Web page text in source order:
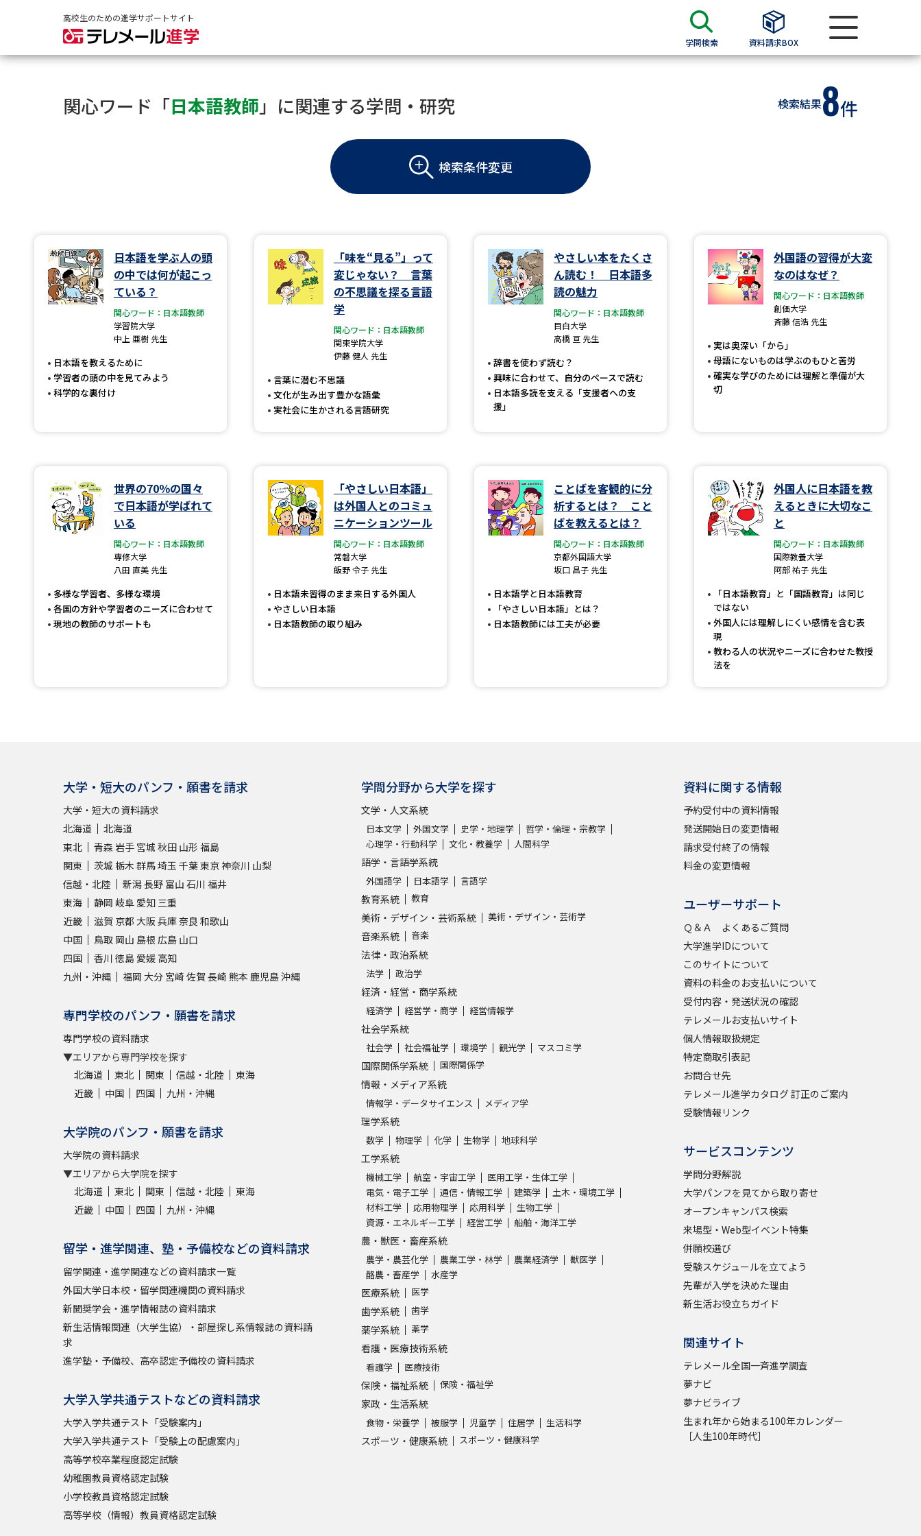
高校生のための進学サポートサイト
学問検索 資料請求BOX
大学・短大の資料種類から請求
大学パンフ
学部・学科パンフ
総合型選抜・学校推薦型選抜 募集要項＆願書
大学・短大以外の資料から請求
専門学校の資料請求 大学院の資料請求
留学・進学関連、塾・予備校
大学入学共通テスト「受験案内」の請求
大学入学共通テスト「受験上の配慮案内」の請求
幼稚園教員資格認定試験
小学校教員資格認定試験
高等学校（情報）教員資格認定試験
大学で学べる内容や特徴を調べる
新増設大学・学部・学科特集
国際・グローバルに強い大学特集
奨学金・特待生制度特集
新学年スタート号特集ページ（高2生用）
SELFBRAND特集ページ
資料検索
志望校・出願校を調べる
併願校選び
先輩が入学を決めた理由
テレメール全国一斉進学調査
学問検索
大学で学びたい学問発見
学問のミニ講義「夢ナビ講義」 学問の教科書 夢ナビライブ
ユーザーサポート
Ｑ＆Ａ よくあるご質問
このサイトについて
資料の料金の お支払いについて 受付内容・発送状況の確認 テレメール
個人情報取扱規定
特定商取引表記 お問合せ先 テレメール進学カタログ訂正のご案内
受験情報リンク
関心ワード「日本語教師」に関連する学問・研究 検索結果8件
検索条件変更
日本語を学ぶ人の頭
の中では何が起こっ
ている？
関心ワード：日本語教師
学習院大学
中上 亜樹 先生
日本語を教えるために
学習者の頭の中を見てみよう
科学的な裏付け
「味を“見る”」って
変じゃない？ 言葉
の不思議を探る言語
学
関心ワード：日本語教師
関東学院大学
伊藤 健人 先生
言葉に潜む不思議
文化が生み出す豊かな語彙
実社会に生かされる言語研究
やさしい本をたくさ
ん読む！ 日本語多
読の魅力
関心ワード：日本語教師
目白大学
高橋 亘 先生
辞書を使わず読む？
興味に合わせて、自分のペースで読む
日本語多読を支える「支援者への支
援」
外国語の習得が大変
なのはなぜ？
関心ワード：日本語教師
創価大学
斉藤 信浩 先生
実は奥深い「から」
母語にないものは学ぶのもひと苦労
確実な学びのためには理解と準備が大
切
世界の70％の国々
で日本語が学ばれて
いる
関心ワード：日本語教師
専修大学
八田 直美 先生
多様な学習者、多様な環境
各国の方針や学習者のニーズに合わせて
現地の教師のサポートも
「やさしい日本語」
は外国人とのコミュ
ニケーションツール
関心ワード：日本語教師
常磐大学
飯野 令子 先生
日本語未習得のまま来日する外国人
やさしい日本語
日本語教師の取り組み
ことばを客観的に分
析するとは？ こと
ばを教えるとは？
関心ワード：日本語教師
京都外国語大学
坂口 昌子 先生
日本語学と日本語教育
「やさしい日本語」とは？
日本語教師には工夫が必要
外国人に日本語を教
えるときに大切なこ
と
関心ワード：日本語教師
国際教養大学
阿部 祐子 先生
「日本語教育」と「国語教育」は同じ
ではない
外国人には理解しにくい感情を含む表
現
教わる人の状況やニーズに合わせた教授
法を
大学・短大のパンフ・願書を請求
大学・短大の資料請求
北海道
北海道
東北
青森 岩手 宮城 秋田 山形 福島
関東
茨城 栃木 群馬埼玉 千葉東京神奈川 山梨
信越・北陸
新潟長野 富山 石川 福井
東海
静岡 岐阜 愛知 三重
近畿
滋賀 京都 大阪兵庫奈良 和歌山
中国
鳥取 岡山 島根 広島 山口
四国
香川 徳島 愛媛 高知
九州・沖縄
福岡 大分 宮崎 佐賀 長崎 熊本 鹿児島沖縄
専門学校のパンフ・願書を請求
専門学校の資料請求
▼エリアから専門学校を探す
北海道
東北 関東 信越・北陸
東海
近畿
中国 四国 九州・沖縄
大学院のパンフ・願書を請求
大学院の資料請求
▼エリアから大学院を探す
北海道
東北 関東 信越・北陸
東海
近畿
中国 四国 九州・沖縄
留学・進学関連、塾・予備校などの資料請求
留学関連・進学関連などの資料請求一覧
外国大学日本校・留学関連機関の資料請求
新聞奨学会・進学情報誌の資料請求
新生活情報関連（大学生協）・部屋探し系情報誌の資料請
求
進学塾・予備校、高卒認定予備校の資料請求
大学入学共通テストなどの資料請求
大学入学共通テスト「受験案内」
大学入学共通テスト「受験上の配慮案内」
高等学校卒業程度認定試験
幼稚園教員資格認定試験
小学校教員資格認定試験
高等学校（情報）教員資格認定試験
学問分野から大学を探す
文学・人文系統
日本文学 外国文学 史学・地理学
哲学・倫理・宗教学
心理学・行動科学
文化・教養学 人間科学
語学・言語学系統
外国語学 日本語学 言語学
教育系統 教育
美術・デザイン・芸術系統 美術・デザイン・芸術学
音楽系統 音楽
法律・政治系統
法学 政治学
経済・経営・商学系統
経済学 経営学・商学 経営情報学
社会学系統
社会学 社会福祉学 環境学 観光学 マスコミ学
国際関係学系統 国際関係学
情報・メディア系統
情報学・データサイエンス メディア学
理学系統
数学 物理学 化学 生物学 地球科学
工学系統
機械工学 航空・宇宙工学
医用工学・生体工学
電気・電子工学
通信・情報工学 建築学
土木・環境工学
材料工学
応用物理学 応用科学
生物工学
資源・エネルギー工学
経営工学 船舶・海洋工学
農・獣医・畜産系統
農学・農芸化学 農業工学・林学 農業経済学
獣医学
酪農・畜産学
水産学
医療系統 医学
歯学系統 歯学
薬学系統 薬学
看護・医療技術系統
看護学 医療技術
保険・福祉系統 保険・福祉学
家政・生活系統
食物・栄養学 被服学 児童学 住居学 生活科学
スポーツ・健康系統 スポーツ・健康科学
資料に関する情報
予約受付中の資料情報
発送開始日の変更情報
請求受付終了の情報
料金の変更情報
ユーザーサポート
Ｑ＆Ａ よくあるご質問
大学進学IDについて
このサイトについて
資料の料金のお支払いについて
受付内容・発送状況の確認
テレメールお支払いサイト
個人情報取扱規定
特定商取引表記
お問合せ先
テレメール進学カタログ 訂正のご案内
受験情報リンク
サービスコンテンツ
学問分野解説
大学パンフを見てから取り寄せ
オープンキャンパス検索
来場型・Web型イベント特集
併願校選び
受験スケジュールを立てよう
先輩が入学を決めた理由
新生活お役立ちガイド
関連サイト
テレメール全国一斉進学調査
夢ナビ
夢ナビライブ
生まれ年から始まる100年カレンダー
［人生100年時代］